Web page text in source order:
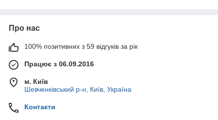
Про нас
100% позитивних з 59 відгуків за рік
Працює з 06.09.2016
м. Київ
Шевченківський р-н, Київ, Україна
Контакти